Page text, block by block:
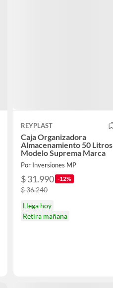
REYPLAST
Caja Organizadora
Almacenamiento 50 Litros
Modelo Suprema Marca
Por Inversiones MP
$ 31.990 -12%
$ 36.240
Llega hoy
Retira mañana